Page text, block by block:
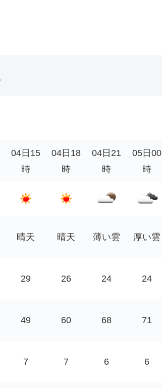
04日15
時
04日18
時
04日21
時
05日00
時
晴天 晴天 薄い雲 厚い雲
29 26 24 24
49 60 68 71
7 7 6 6